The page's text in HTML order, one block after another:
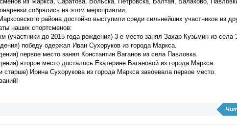
собрались на этом мероприятии.
района достойно выступили среди сильнейших участников из
наших спортсменов:
(участники до 2015 года рождения) 3-е место занял Захар Кузьмин из села
победу одержал Иван Сухоруков из города Маркса.
первое место занял Константин Ваганов из села Павловка.
второе место досталось Екатерине Вагановой из города Маркса.
старше) Ирина Сухорукова из города Маркса завоевала первое место.